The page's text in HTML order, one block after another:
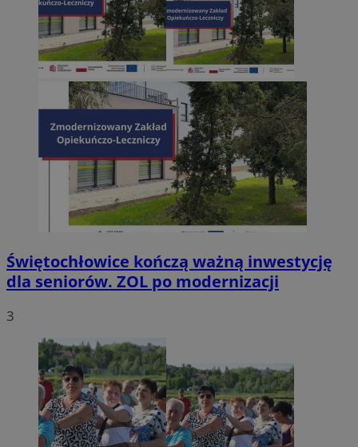
Świętochłowice kończą ważną inwestycję
dla seniorów. ZOL po modernizacji
3